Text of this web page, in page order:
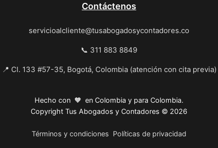
Contáctenos
servicioalcliente@tusabogadosycontadores.co
📞 311 883 8849
📍 Cl. 133 #57-35, Bogotá, Colombia (atención con cita previa)
Hecho con 🧡 en Colombia y para Colombia.
Copyright Tus Abogados y Contadores © 2026
Términos y condiciones Políticas de privacidad